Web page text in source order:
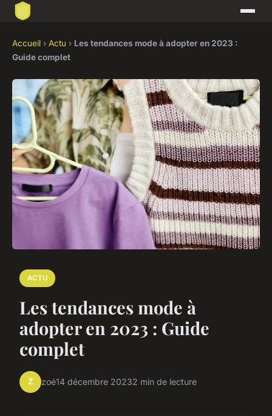
Accueil › Actu › Les tendances mode à adopter en 2023 :
Guide complet
ACTU
Les tendances mode à
adopter en 2023 : Guide
complet
Z zoé14 décembre 20232 min de lecture